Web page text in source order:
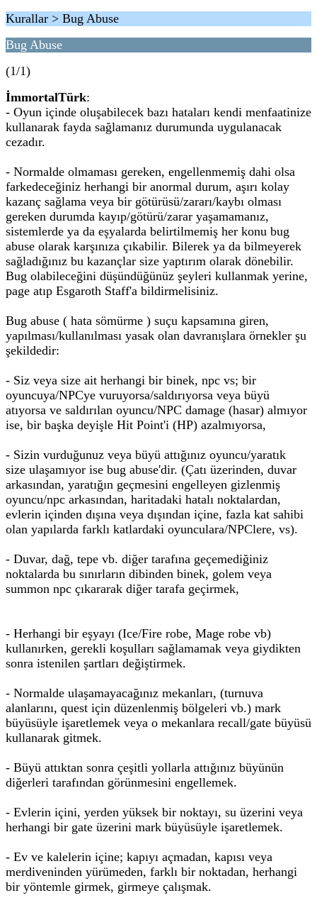
Kurallar > Bug Abuse
Bug Abuse
(1/1)
İmmortalTürk:
- Oyun içinde oluşabilecek bazı hataları kendi menfaatinize
kullanarak fayda sağlamanız durumunda uygulanacak
cezadır.
- Normalde olmaması gereken, engellenmemiş dahi olsa
farkedeceğiniz herhangi bir anormal durum, aşırı kolay
kazanç sağlama veya bir götürüsü/zararı/kaybı olması
gereken durumda kayıp/götürü/zarar yaşamamanız,
sistemlerde ya da eşyalarda belirtilmemiş her konu bug
abuse olarak karşınıza çıkabilir. Bilerek ya da bilmeyerek
sağladığınız bu kazançlar size yaptırım olarak dönebilir.
Bug olabileceğini düşündüğünüz şeyleri kullanmak yerine,
page atıp Esgaroth Staff'a bildirmelisiniz.
Bug abuse ( hata sömürme ) suçu kapsamına giren,
yapılması/kullanılması yasak olan davranışlara örnekler şu
şekildedir:
- Siz veya size ait herhangi bir binek, npc vs; bir
oyuncuya/NPCye vuruyorsa/saldırıyorsa veya büyü
atıyorsa ve saldırılan oyuncu/NPC damage (hasar) almıyor
ise, bir başka deyişle Hit Point'i (HP) azalmıyorsa,
- Sizin vurduğunuz veya büyü attığınız oyuncu/yaratık
size ulaşamıyor ise bug abuse'dir. (Çatı üzerinden, duvar
arkasından, yaratığın geçmesini engelleyen gizlenmiş
oyuncu/npc arkasından, haritadaki hatalı noktalardan,
evlerin içinden dışına veya dışından içine, fazla kat sahibi
olan yapılarda farklı katlardaki oyunculara/NPClere, vs).
- Duvar, dağ, tepe vb. diğer tarafına geçemediğiniz
noktalarda bu sınırların dibinden binek, golem veya
summon npc çıkararak diğer tarafa geçirmek,
- Herhangi bir eşyayı (Ice/Fire robe, Mage robe vb)
kullanırken, gerekli koşulları sağlamamak veya giydikten
sonra istenilen şartları değiştirmek.
- Normalde ulaşamayacağınız mekanları, (turnuva
alanlarını, quest için düzenlenmiş bölgeleri vb.) mark
büyüsüyle işaretlemek veya o mekanlara recall/gate büyüsü
kullanarak gitmek.
- Büyü attıktan sonra çeşitli yollarla attığınız büyünün
diğerleri tarafından görünmesini engellemek.
- Evlerin içini, yerden yüksek bir noktayı, su üzerini veya
herhangi bir gate üzerini mark büyüsüyle işaretlemek.
- Ev ve kalelerin içine; kapıyı açmadan, kapısı veya
merdiveninden yürümeden, farklı bir noktadan, herhangi
bir yöntemle girmek, girmeye çalışmak.